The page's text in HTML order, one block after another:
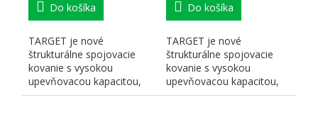
Do košíka
TARGET je nové
štrukturálne spojovacie
kovanie s vysokou
upevňovacou kapacitou,
vhodné na montáž s
Do košíka
TARGET je nové
štrukturálne spojovacie
kovanie s vysokou
upevňovacou kapacitou,
vhodné na montáž s